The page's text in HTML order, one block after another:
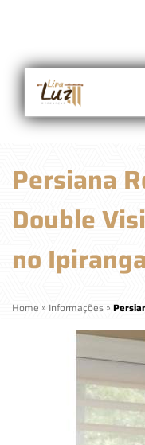
Persiana
Double
no
Home » Informações »